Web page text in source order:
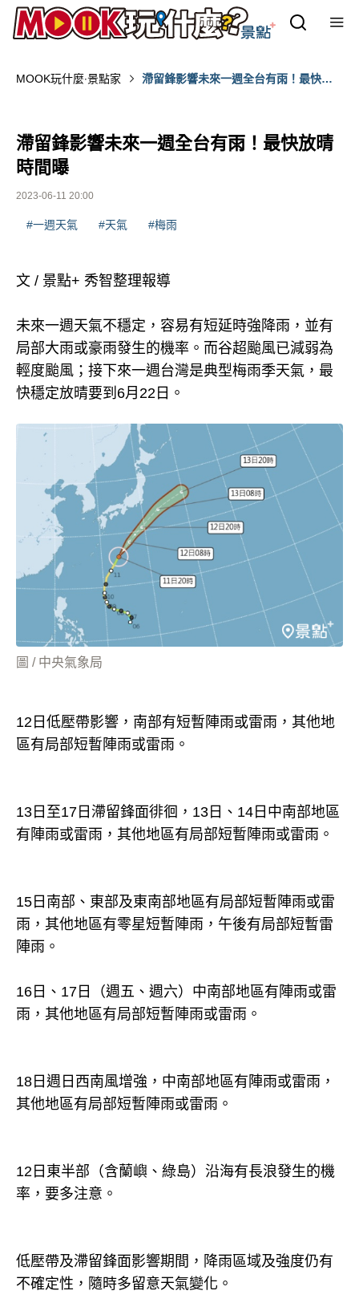
MOOK玩什麼‧景點家
滯留鋒影響未來一週全台有雨！最快放
滯留鋒影響未來一週全台有雨！最快放晴
時間曝
2023-06-11 20:00
#一週天氣 #天氣 #梅雨
文 / 景點+ 秀智整理報導
未來一週天氣不穩定，容易有短延時強降雨，並有
局部大雨或豪雨發生的機率。而谷超颱風已減弱為
輕度颱風；接下來一週台灣是典型梅雨季天氣，最
快穩定放晴要到6月22日。
圖 / 中央氣象局
12日低壓帶影響，南部有短暫陣雨或雷雨，其他地
區有局部短暫陣雨或雷雨。
13日至17日滯留鋒面徘徊，13日、14日中南部地區
有陣雨或雷雨，其他地區有局部短暫陣雨或雷雨。
15日南部、東部及東南部地區有局部短暫陣雨或雷
雨，其他地區有零星短暫陣雨，午後有局部短暫雷
陣雨。
16日、17日（週五、週六）中南部地區有陣雨或雷
雨，其他地區有局部短暫陣雨或雷雨。
18日週日西南風增強，中南部地區有陣雨或雷雨，
其他地區有局部短暫陣雨或雷雨。
12日東半部（含蘭嶼、綠島）沿海有長浪發生的機
率，要多注意。
低壓帶及滯留鋒面影響期間，降雨區域及強度仍有
不確定性，隨時多留意天氣變化。